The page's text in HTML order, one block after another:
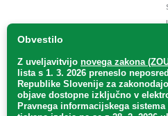
Obvestilo
Z uveljavitvijo novega zakona
lista s 1. 3. 2026 preneslo
Republike Slovenije za zakonodajo
objave dostopne izključno v
Pravnega informacijskega
Uradni list d. o. o. – v likvidaciji / Vse pravice